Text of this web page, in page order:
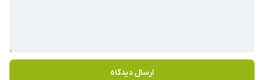
ارسال دیدگاه